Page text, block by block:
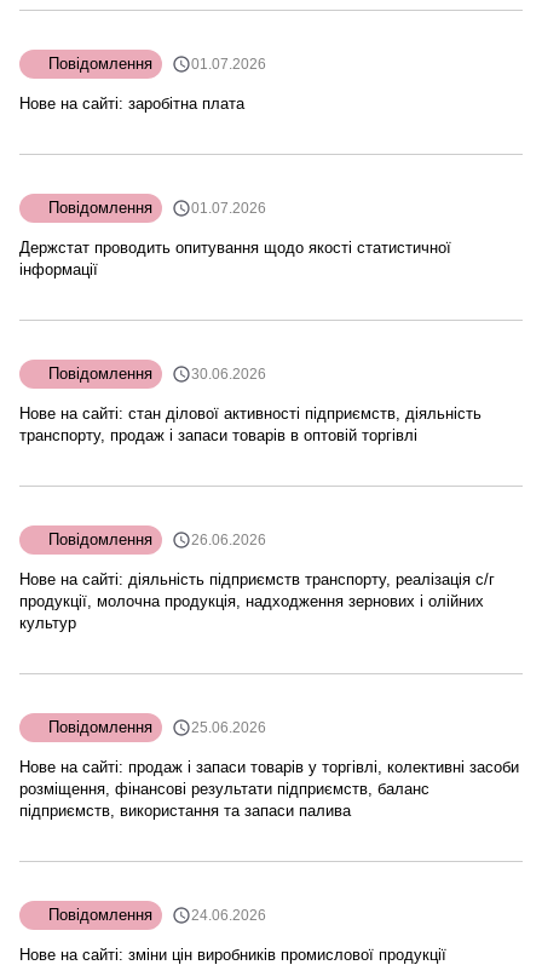
Повідомлення 01.07.2026
Нове на сайті: заробітна плата
Повідомлення 01.07.2026
Держстат проводить опитування щодо якості статистичної
інформації
Повідомлення 30.06.2026
Нове на сайті: cтан ділової активності підприємств, діяльність
транспорту, продаж і запаси товарів в оптовій торгівлі
Повідомлення 26.06.2026
Нове на сайті: діяльність підприємств транспорту, реалізація с/г
продукції, молочна продукція, надходження зернових і олійних
культур
Повідомлення 25.06.2026
Нове на сайті: продаж і запаси товарів у торгівлі, колективні засоби
розміщення, фінансові результати підприємств, баланс
підприємств, використання та запаси палива
Повідомлення 24.06.2026
Нове на сайті: зміни цін виробників промислової продукції